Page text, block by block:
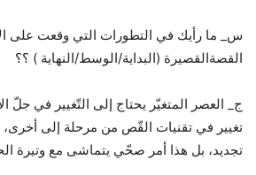
س_ ما رأيك في التطورات التي وقعت على
القصةالقصيرة (البداية/الوسط/النهاية ) ؟؟
ج_ العصر المتغيّر يحتاج إلى التّغيير في جلّ
تغيير في تقنيات القّص من مرحلة إلى
تجديد، بل هذا أمر صحّي يتماشى مع وتيرة